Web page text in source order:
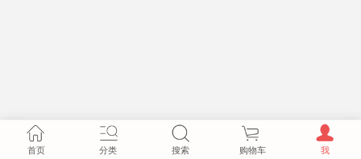
首页 分类 搜索 购物车 我